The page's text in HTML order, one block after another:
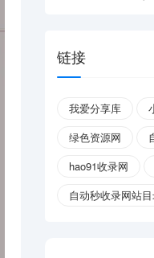
链接
我爱分享库
绿色资源网
hao91收录网
自动秒收录网站